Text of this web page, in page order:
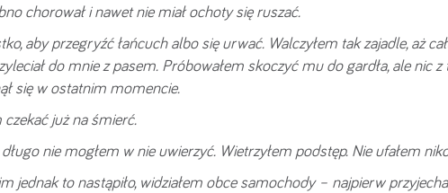
chorował i nawet nie miał ochoty się ruszać.
aby przegryźć łańcuch albo się urwać. Walczyłem tak zajadle, aż
do mnie z pasem. Próbowałem skoczyć mu do gardła, ale nic z
się w ostatnim momencie.
czekać już na śmierć.
nie mogłem w nie uwierzyć. Wietrzyłem podstęp. Nie ufałem
jednak to nastąpiło, widziałem obce samochody – najpierw